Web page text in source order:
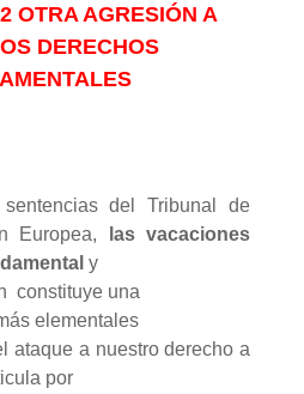
OTRA AGRESIÓN A
DERECHOS
sentencias del Tribunal de
Europea,
las vacaciones
y
constituye una
elementales
ataque a nuestro derecho a
por